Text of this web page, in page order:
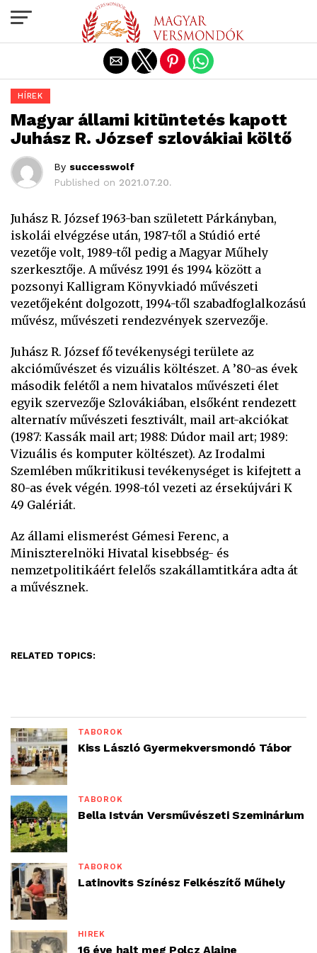
HÍREK
Magyar állami kitüntetés kapott
Juhász R. József szlovákiai költő
By successwolf
Published on 2021.07.20.
Juhász R. József 1963-ban született Párkányban,
iskolái elvégzése után, 1987-től a Stúdió erté
vezetője volt, 1989-től pedig a Magyar Műhely
szerkesztője. A művész 1991 és 1994 között a
pozsonyi Kalligram Könyvkiadó művészeti
vezetőjeként dolgozott, 1994-től szabadfoglalkozású
művész, művészeti rendezvények szervezője.
Juhász R. József fő tevékenységi területe az
akcióművészet és vizuális költészet. A ’80-as évek
második felétől a nem hivatalos művészeti élet
egyik szervezője Szlovákiában, elsőként rendezett
alternatív művészeti fesztivált, mail art-akciókat
(1987: Kassák mail art; 1988: Dúdor mail art; 1989:
Vizuális és komputer költészet). Az Irodalmi
Szemlében műkritikusi tevékenységet is kifejtett a
80-as évek végén. 1998-tól vezeti az érsekújvári K
49 Galériát.
Az állami elismerést Gémesi Ferenc, a
Miniszterelnöki Hivatal kisebbség- és
nemzetpolitikáért felelős szakállamtitkára adta át
a művésznek.
RELATED TOPICS:
TÁBOROK
Kiss László Gyermekversmondó Tábor
TÁBOROK
Bella István Versművészeti Szeminárium
TÁBOROK
Latinovits Színész Felkészítő Műhely
HÍREK
16 éve halt meg Polcz Alaine
Exit mobile version